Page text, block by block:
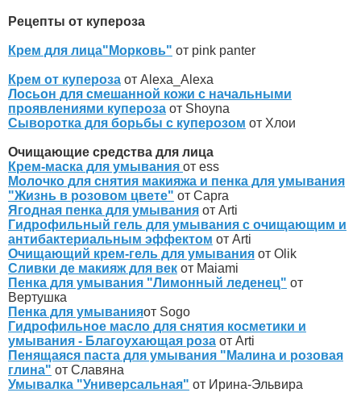
Рецепты от купероза
Крем для лица"Морковь" от pink panter
Крем от купероза от Alexa_Alexa
Лосьон для смешанной кожи с начальными
проявлениями купероза от Shoyna
Сыворотка для борьбы с куперозом от Хлои
Очищающие средства для лица
Крем-маска для умывания от ess
Молочко для снятия макияжа и пенка для умывания
"Жизнь в розовом цвете" от Capra
Ягодная пенка для умывания от Arti
Гидрофильный гель для умывания с очищающим и
антибактериальным эффектом от Arti
Очищающий крем-гель для умывания от Olik
Сливки де макияж для век от Maiami
Пенка для умывания "Лимонный леденец" от
Вертушка
Пенка для умыванияот Sogo
Гидрофильное масло для снятия косметики и
умывания - Благоухающая роза от Arti
Пенящаяся паста для умывания "Малина и розовая
глина" от Славяна
Умывалка "Универсальная" от Ирина-Эльвира